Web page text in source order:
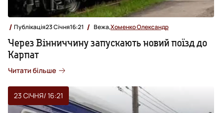
Публікація23 Січня16:21 Вежа,Хоменко Олександр
Через Вінниччину запускають новий поїзд до
Карпат
Читати більше
23 СІЧНЯ/ 16:21